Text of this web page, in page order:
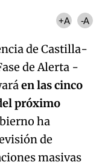
+A -A
de Castilla-
de Alerta -
en las cinco
próximo
ha
de
masivas